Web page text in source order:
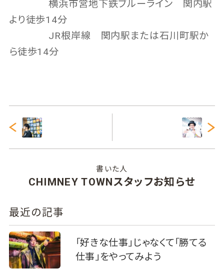
横浜市営地下鉄ブルーライン 関内駅
より徒歩14分
JR根岸線 関内駅または石川町駅か
ら徒歩14分
書いた人
CHIMNEY TOWNスタッフお知らせ
最近の記事
「好きな仕事」じゃなくて「勝てる
仕事」をやってみよう